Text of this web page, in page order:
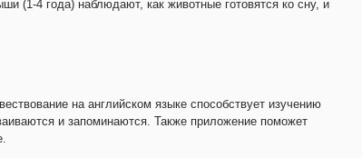
(1-4 года) наблюдают, как животные готовятся ко сну, и
на английском языке способствует изучению
и запоминаются. Также приложение поможет